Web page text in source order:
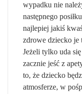
wypadku nie
następnego
najlepiej jakiś
zdrowe dziecko je
Jeżeli tylko uda
zacznie jeść z
to, że dziecko
atmosferze, w